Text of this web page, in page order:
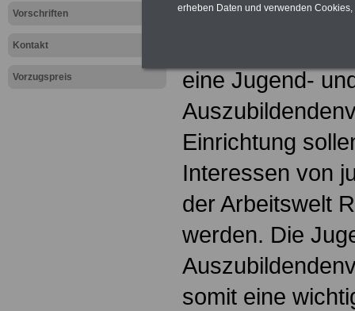
Vorschriften
Kontakt
Vorzugspreis
Auszubildende
eine Jugend-
Einrichtung
Interessen von
der Arbeitswelt
werden. Die
somit eine
erheben Daten und verwenden